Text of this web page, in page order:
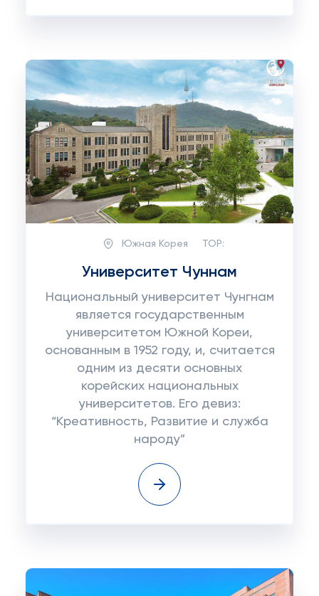
Южная Корея TOP:
Университет Чуннам
Национальный университет Чунгнам
является государственным
университетом Южной Кореи,
основанным в 1952 году, и, считается
одним из десяти основных
корейских национальных
университетов. Его девиз:
“Креативность, Развитие и служба
народу”